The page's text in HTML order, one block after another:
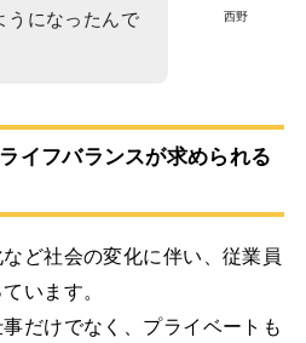
西野
うになったんで
イフバランスが求められる
ど社会の変化に伴い、従業員
います。
だけでなく、プライベートも